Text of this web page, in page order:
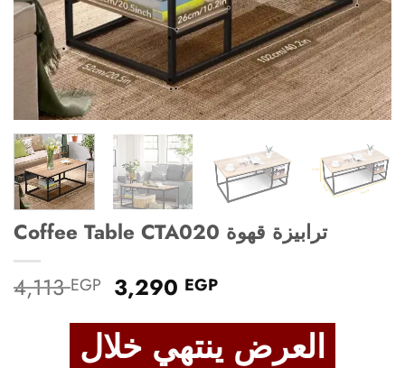
Coffee Table CTA020 ترابيزة قهوة
4,113EGP Original
price
was:
4,113 EGP.
3,290 EGPCurrent
is:
3,290 EGP.